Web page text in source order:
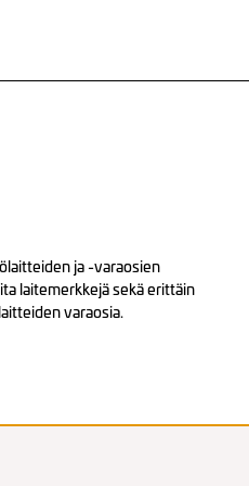
ja -varaosien
laitemerkkejä sekä erittäin
varaosia.